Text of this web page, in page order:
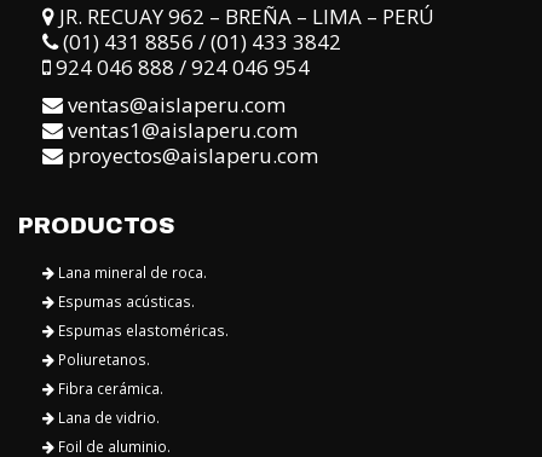
JR. RECUAY 962 – BREÑA – LIMA – PERÚ
(01) 431 8856 / (01) 433 3842
924 046 888 / 924 046 954
ventas@aislaperu.com
ventas1@aislaperu.com
proyectos@aislaperu.com
PRODUCTOS
Lana mineral de roca.
Espumas acústicas.
Espumas elastoméricas.
Poliuretanos.
Fibra cerámica.
Lana de vidrio.
Foil de aluminio.